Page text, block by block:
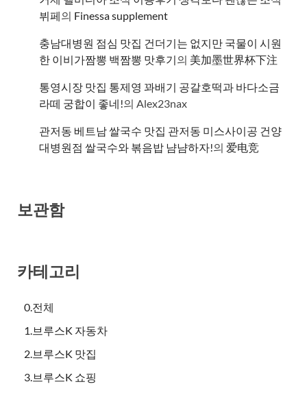
뷔페의 ​Finessa supplement
충남대병원 점심 맛집 건더기는 없지만 국물이 시원
한 이비가짬뽕 백짬뽕 맛후기의 美加墨世界杯下注
통영시장 맛집 통제영 꽈배기 공갈호떡과 바다소금
라떼 궁합이 좋네!의 Alex23nax
관저동 베트남 쌀국수 맛집 관저동 미스사이공 건양
대병원점 쌀국수와 볶음밥 냠냠하자!의 爱电竞
보관함
카테고리
0.전체
1.브루스K 자동차
2.브루스K 맛집
3.브루스K 쇼핑